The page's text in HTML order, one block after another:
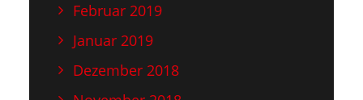
Februar 2019
Januar 2019
Dezember 2018